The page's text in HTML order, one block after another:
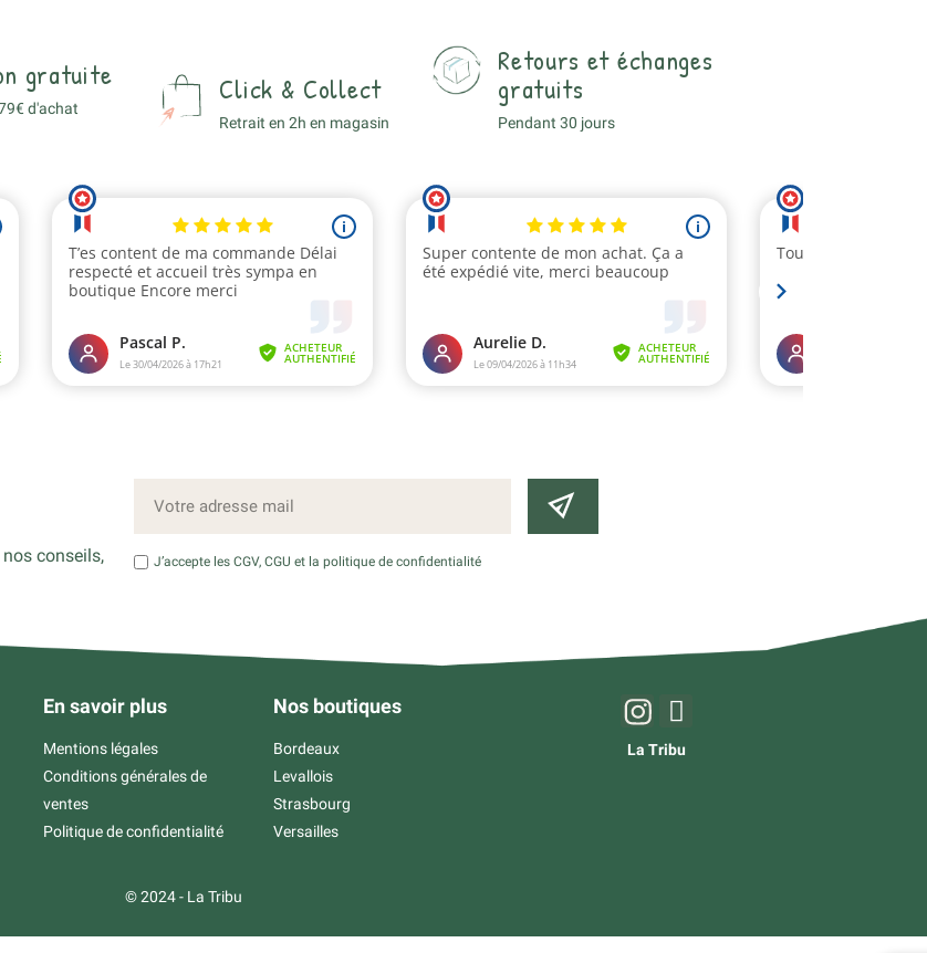
gratuite
d'achat
Click & Collect
Retrait en 2h en magasin
Retours et échanges
gratuits
Pendant 30 jours
conseils,
J’accepte les CGV, CGU et la politique de confidentialité
En savoir plus
Mentions légales
Conditions générales de
ventes
Politique de confidentialité
Nos boutiques
Bordeaux
Levallois
Strasbourg
Versailles
La Tribu
© 2024 - La Tribu